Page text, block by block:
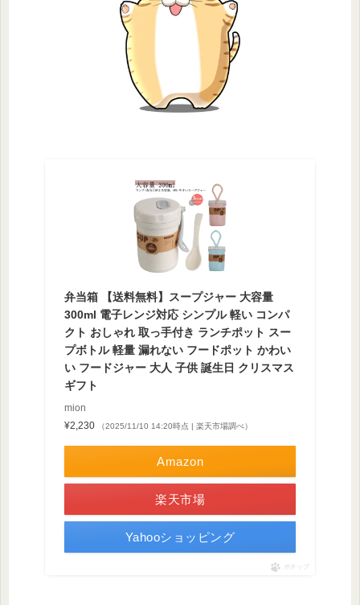
弁当箱 【送料無料】スープジャー 大容量
300ml 電子レンジ対応 シンプル 軽い コンパ
クト おしゃれ 取っ手付き ランチポット スー
プボトル 軽量 漏れない フードポット かわい
い フードジャー 大人 子供 誕生日 クリスマス
ギフト
mion
¥2,230
（2025/11/10 14:20時点 | 楽天市場調べ）
Amazon
楽天市場
Yahooショッピング
ポチップ